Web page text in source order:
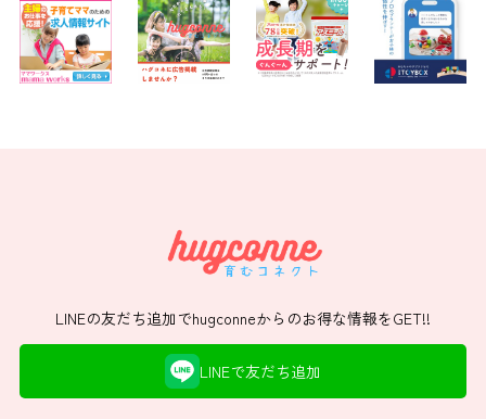
LINEの友だち追加でhugconneからのお得な情報をGET!!
LINEで友だち追加